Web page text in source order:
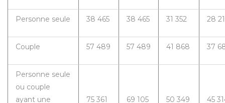
Personne seule 38 465 38 465 31 352 28
Couple 57 489 57 489 41 868 37
Personne seule
ou couple
ayant une
75 361 69 105 50 349 45